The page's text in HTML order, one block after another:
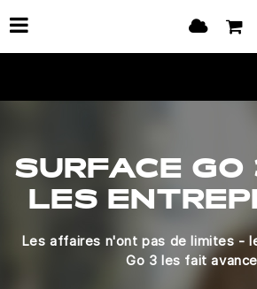
SURFACE GO
LES
Les affaires n'ont pas de limites -
Go 3 les fait